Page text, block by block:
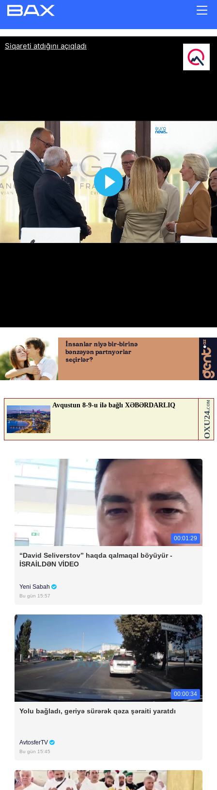
Siqareti atdığını açıqladı
00:01:29
“David Seliverstov” haqda qalmaqal böyüyür -
İSRAİLDƏN VİDEO
Yeni Sabah
Bu gün 15:57
00:00:34
Yolu bağladı, geriyə sürərək qəza şəraiti yaratdı
AvtosferTV
Bu gün 15:45